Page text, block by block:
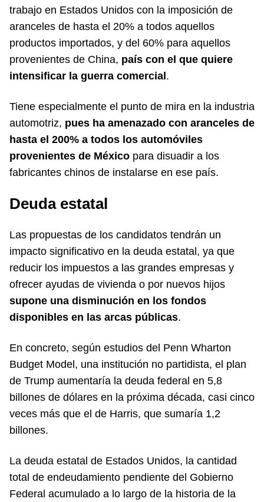
trabajo en Estados Unidos con la imposición de
aranceles de hasta el 20% a todos aquellos
productos importados, y del 60% para aquellos
provenientes de China, país con el que quiere
intensificar la guerra comercial.
Tiene especialmente el punto de mira en la industria
automotriz, pues ha amenazado con aranceles de
hasta el 200% a todos los automóviles
provenientes de México para disuadir a los
fabricantes chinos de instalarse en ese país.
Deuda estatal
Las propuestas de los candidatos tendrán un
impacto significativo en la deuda estatal, ya que
reducir los impuestos a las grandes empresas y
ofrecer ayudas de vivienda o por nuevos hijos
supone una disminución en los fondos
disponibles en las arcas públicas.
En concreto, según estudios del Penn Wharton
Budget Model, una institución no partidista, el plan
de Trump aumentaría la deuda federal en 5,8
billones de dólares en la próxima década, casi cinco
veces más que el de Harris, que sumaría 1,2
billones.
La deuda estatal de Estados Unidos, la cantidad
total de endeudamiento pendiente del Gobierno
Federal acumulado a lo largo de la historia de la